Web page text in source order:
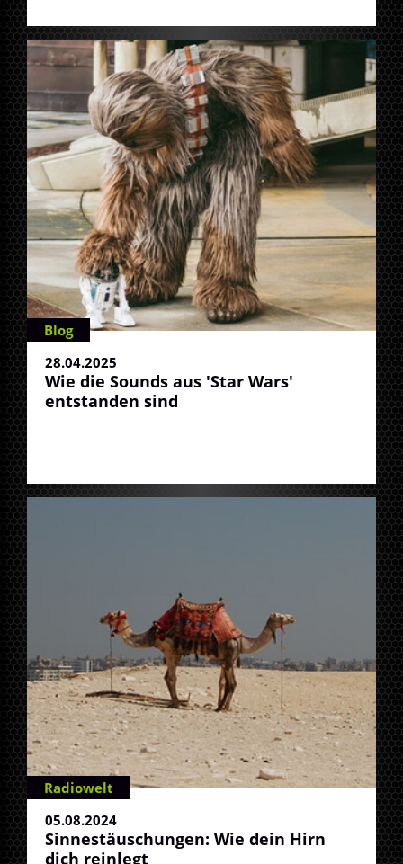
Blog
28.04.2025
Wie die Sounds aus 'Star Wars'
entstanden sind
Radiowelt
05.08.2024
Sinnestäuschungen: Wie dein Hirn
dich reinlegt